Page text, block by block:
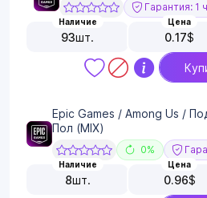
Гарантия: 1
Наличие
93шт.
Цена
0.17$
Epic Games / Among Us /
Пол (MIX)
0%
Наличие
8шт.
Цена
0.96$